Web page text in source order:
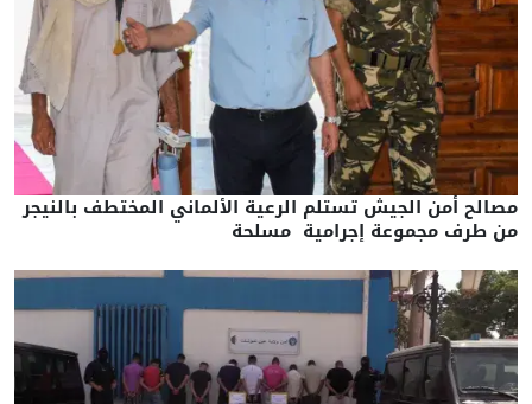
مصالح أمن الجيش تستلم الرعية الألماني المختطف بالنيجر
من طرف مجموعة إجرامية مسلحة